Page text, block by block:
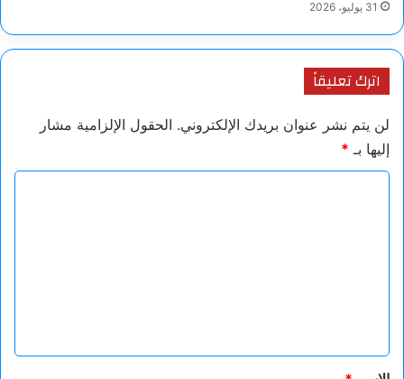
31 يوليو، 2026
اترك تعليقاً
لن يتم نشر عنوان بريدك الإلكتروني. الحقول الإلزامية مشار
إليها بـ *
*